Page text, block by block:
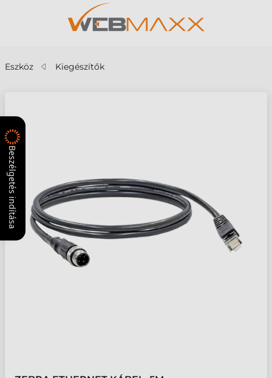
Eszköz Kiegészítők
Beszélgetés indítása